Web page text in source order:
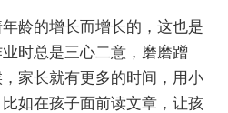
的增长而增长的，这也是
时总是三心二意，磨磨蹭
家长就有更多的时间，用小
如在孩子面前读文章，让孩